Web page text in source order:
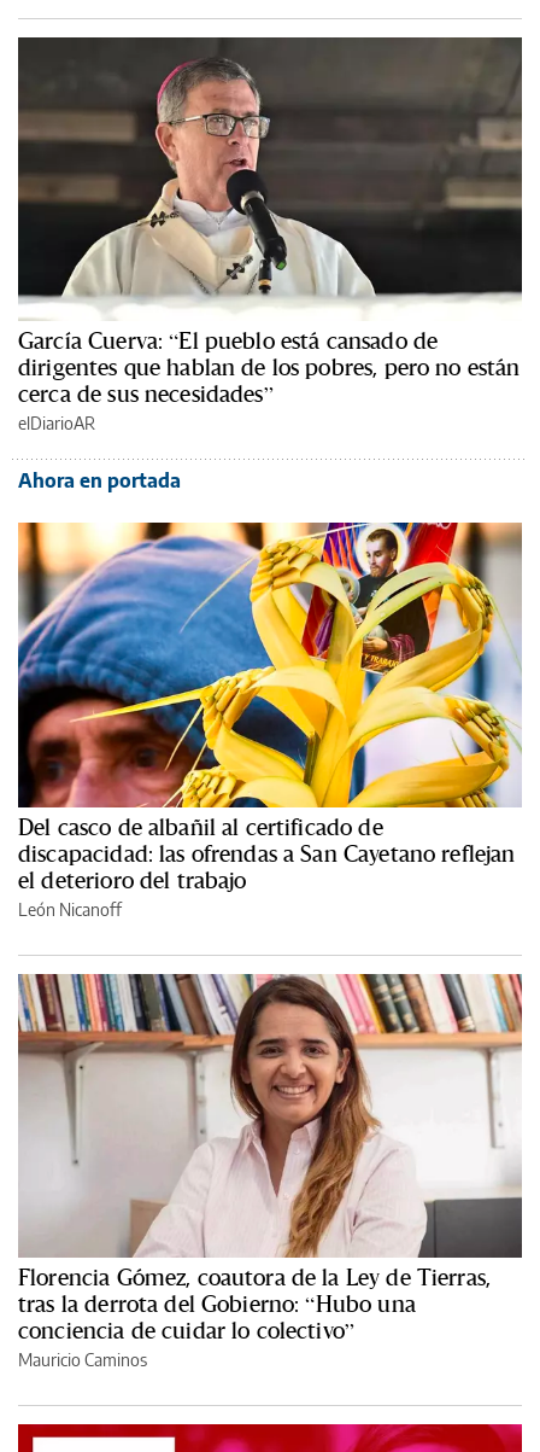
García Cuerva: “El pueblo está cansado de
dirigentes que hablan de los pobres, pero no están
cerca de sus necesidades”
elDiarioAR
Ahora en portada
Del casco de albañil al certificado de
discapacidad: las ofrendas a San Cayetano reflejan
el deterioro del trabajo
León Nicanoff
Florencia Gómez, coautora de la Ley de Tierras,
tras la derrota del Gobierno: “Hubo una
conciencia de cuidar lo colectivo”
Mauricio Caminos